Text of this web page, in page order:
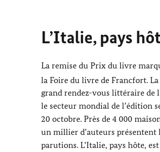
L’Italie, pays
La remise du Prix du livre
la Foire du livre de Francfort. La
grand rendez-vous littéraire de
le secteur mondial de l’édition
20 octobre. Près de 4 000
un millier d’auteurs présentent
parutions. L’Italie, pays hôte,